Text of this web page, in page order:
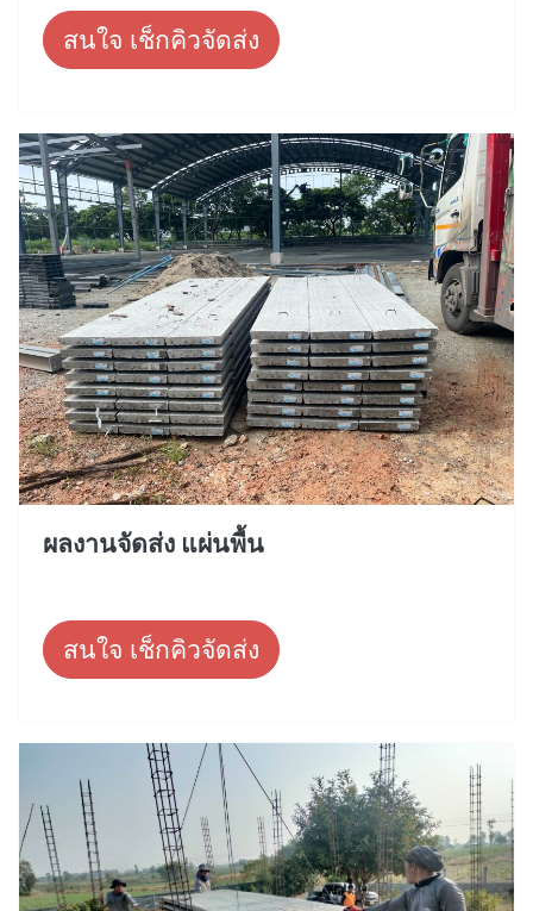
สนใจ เช็กคิวจัดส่ง
ผลงานจัดส่ง แผ่นพื้น
สนใจ เช็กคิวจัดส่ง